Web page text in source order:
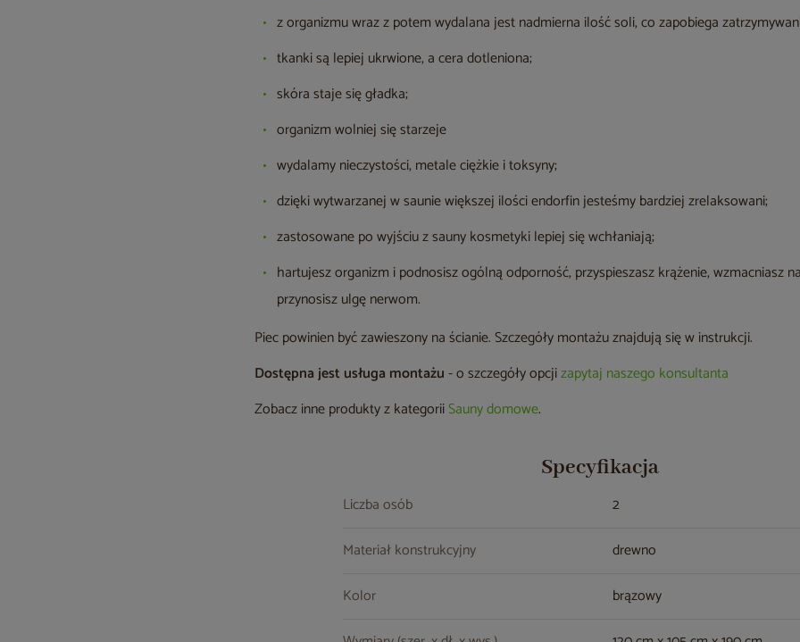
z organizmu wraz z potem wydalana jest nadmierna ilość soli, co zapobiega
tkanki są lepiej ukrwione, a cera dotleniona;
skóra staje się gładka;
organizm wolniej się starzeje
wydalamy nieczystości, metale ciężkie i toksyny;
dzięki wytwarzanej w saunie większej ilości endorfin jesteśmy bardziej zrelaksowani;
zastosowane po wyjściu z sauny kosmetyki lepiej się wchłaniają;
hartujesz organizm i podnosisz ogólną odporność, przyspieszasz krążenie, wzmacniasz
przynosisz ulgę nerwom.
Piec powinien być zawieszony na ścianie. Szczegóły montażu znajdują się w instrukcji.
Dostępna jest usługa montażu- o szczegóły opcjizapytaj naszego konsultanta
Zobacz inne produkty z kategoriiSauny domowe.
Specyfikacja
Liczba osób
2
Materiał konstrukcyjny
drewno
Kolor
brązowy